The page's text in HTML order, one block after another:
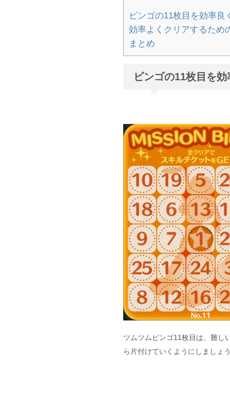
ビンゴの11枚目を効率良
効率よくクリアするため
まとめ
ビンゴの11枚目を
ツムツムビンゴ11枚目は、難し
ら片付けていくようにしましょ